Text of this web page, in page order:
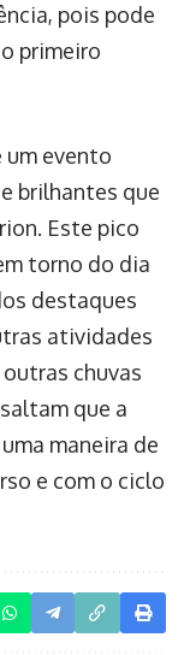
pois pode
primeiro
um evento
brilhantes que
Este pico
torno do dia
destaques
atividades
chuvas
que a
maneira de
e com o ciclo